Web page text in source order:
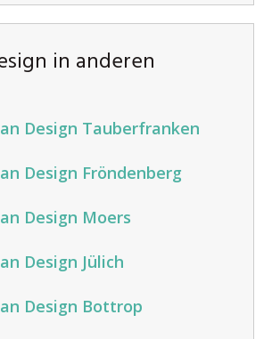
in anderen
Design Tauberfranken
Design Fröndenberg
Design Moers
Design Jülich
Design Bottrop